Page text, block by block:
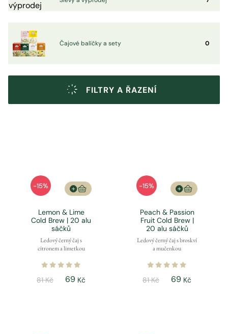
Čajové balíčky a sety 0
FILTRY A ŘAZENÍ
-15%
Lemon & Lime
Cold Brew | 20 alu
sáčků
Ledový černý čaj s
citronem a limetkou
81 Kč 69 Kč
-15%
Peach & Passion
Fruit Cold Brew |
20 alu sáčků
Ledový černý čaj s broskví
a mučenkou
81 Kč 69 Kč